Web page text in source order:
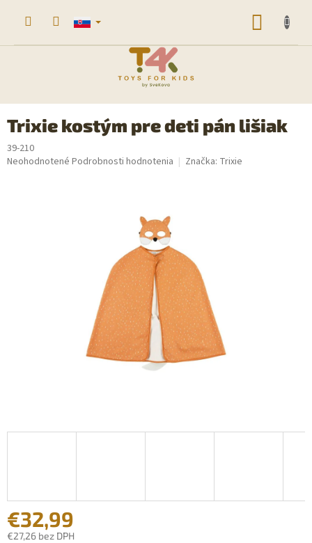
Trixie kostým pre deti pán lišiak
39-210
Priemerné
Neohodnotené Podrobnosti hodnotenia Značka: Trixie
€32,99
€27,26 bez DPH